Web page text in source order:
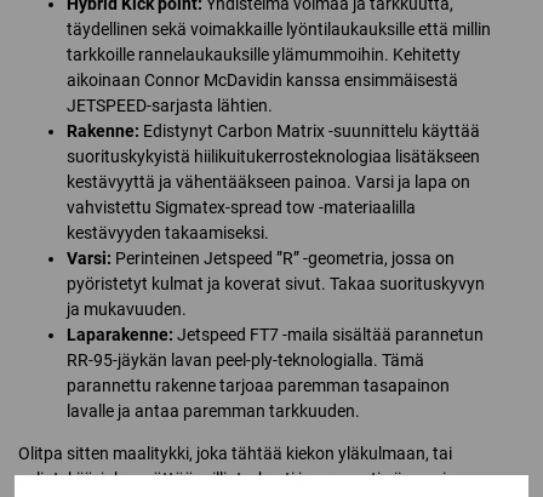
täydellinen sekä voimakkaille lyöntilaukauksille että millin
tarkkoille rannelaukauksille ylämummoihin. Kehitetty
aikoinaan Connor McDavidin kanssa ensimmäisestä
JETSPEED-sarjasta lähtien.
Rakenne: Edistynyt Carbon Matrix -suunnittelu käyttää
suorituskykyistä hiilikuitukerrosteknologiaa lisätäkseen
kestävyyttä ja vähentääkseen painoa. Varsi ja lapa on
vahvistettu Sigmatex-spread tow -materiaalilla
kestävyyden takaamiseksi.
Varsi: Perinteinen Jetspeed ”R” -geometria, jossa on
pyöristetyt kulmat ja koverat sivut. Takaa suorituskyvyn
ja mukavuuden.
Laparakenne: Jetspeed FT7 -maila sisältää parannetun
RR-95-jäykän lavan peel-ply-teknologialla. Tämä
parannettu rakenne tarjoaa paremman tasapainon
lavalle ja antaa paremman tarkkuuden.
Olitpa sitten maalitykki, joka tähtää kiekon yläkulmaan, tai
pelintekijä, joka syöttää millintarkasti ja nopeasti niin uusin